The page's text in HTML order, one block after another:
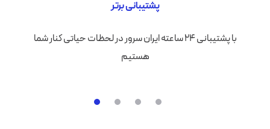
پشتیبانی برتر
با پشتیبانی ۲۴ ساعته ایران سرور در لحظات حیاتی کنار شما
هستیم